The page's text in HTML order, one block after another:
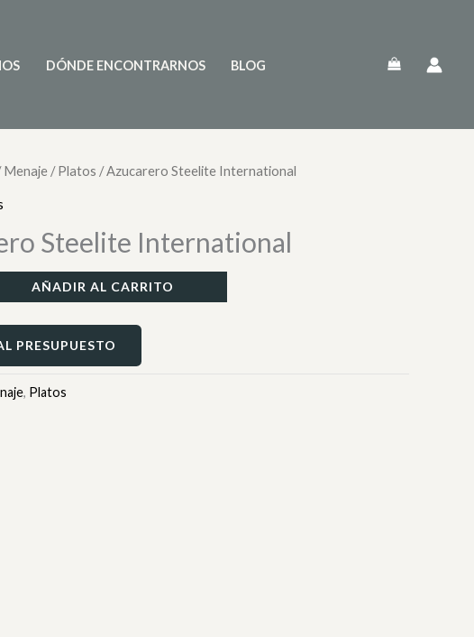
DÓNDE ENCONTRARNOS BLOG
Menaje /Platos / Azucarero Steelite International
Steelite International
AÑADIR AL CARRITO
PRESUPUESTO
, Platos